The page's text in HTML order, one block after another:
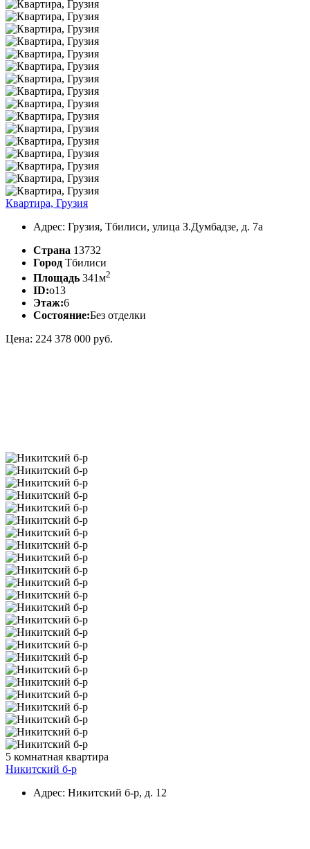
Квартира, Грузия
Адрес: Грузия, Тбилиси, улица З.Думбадзе, д. 7а
Страна 13732
Город Тбилиси
Площадь 341м2
ID:o13
Этаж:6
Состояние:Без отделки
Цена: 224 378 000 руб.
5 комнатная квартира
Никитский б-р
Адрес: Никитский б-р, д. 12